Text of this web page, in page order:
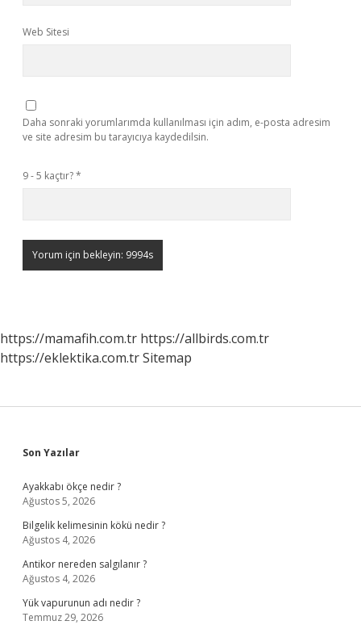
Web Sitesi
Daha sonraki yorumlarımda kullanılması için adım, e-posta adresim
ve site adresim bu tarayıcıya kaydedilsin.
9 - 5 kaçtır?*
https://mamafih.com.tr https://allbirds.com.tr
https://eklektika.com.trSitemap
Sidebar
Son Yazılar
Ayakkabı ökçe nedir ?
Ağustos 5, 2026
Bilgelik kelimesinin kökü nedir ?
Ağustos 4, 2026
Antikor nereden salgılanır ?
Ağustos 4, 2026
Yük vapurunun adı nedir ?
Temmuz 29, 2026